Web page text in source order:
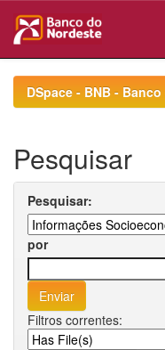
navigationDSpace - BNB -
Pesquisar
Pesquisar:
por
Filtros correntes: